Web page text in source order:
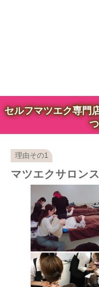
セルフマツエク専門
マツエクサロン